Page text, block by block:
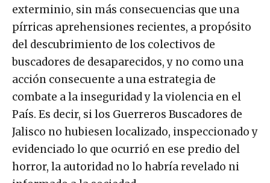
exterminio, sin más consecuencias que una
pírricas aprehensiones recientes, a propósito
del descubrimiento de los colectivos de
buscadores de desaparecidos, y no como una
acción consecuente a una estrategia de
combate a la inseguridad y la violencia en el
País. Es decir, si los Guerreros Buscadores de
Jalisco no hubiesen localizado, inspeccionado y
evidenciado lo que ocurrió en ese predio del
horror, la autoridad no lo habría revelado ni